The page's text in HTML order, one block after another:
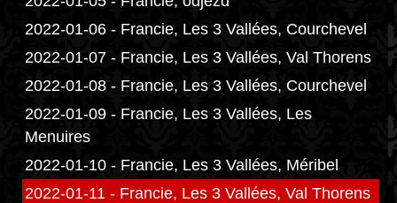
2022-01-06 - Francie, Les 3 Vallées, Courchevel
2022-01-07 - Francie, Les 3 Vallées, Val Thorens
2022-01-08 - Francie, Les 3 Vallées, Courchevel
2022-01-09 - Francie, Les 3 Vallées, Les
Menuires
2022-01-10 - Francie, Les 3 Vallées, Méribel
2022-01-11 - Francie, Les 3 Vallées, Val Thorens